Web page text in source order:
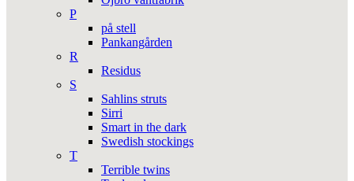
P
på stell
Pankangården
R
Residus
S
Sahlins struts
Sirri
Smart in the dark
Swedish stockings
T
Terrible twins